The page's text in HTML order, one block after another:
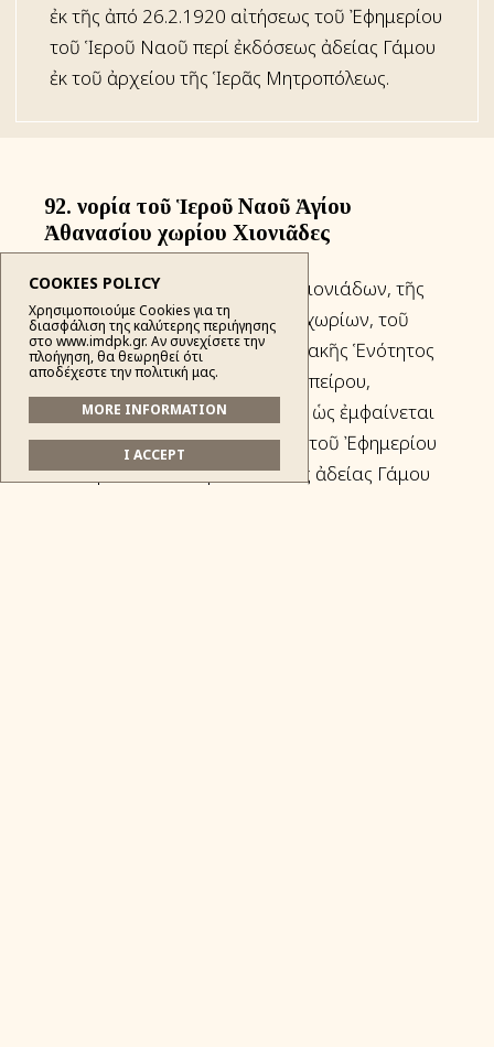
COOKIES POLICY
Χρησιμοποιούμε Cookies για τη
διασφάλιση της καλύτερης περιήγησης
στο www.imdpk.gr. Αν συνεχίσετε την
πλοήγηση, θα θεωρηθεί ότι
αποδέχεστε την πολιτική μας.
MORE INFORMATION
I ACCEPT
ἐκ τῆς ἀπό 26.2.1920 αἰτήσεως τοῦ Ἐφημερίου
τοῦ Ἱεροῦ Ναοῦ περί ἐκδόσεως ἀδείας Γάμου
ἐκ τοῦ ἀρχείου τῆς Ἱερᾶς Μητροπόλεως.
92. Ἐνορία τοῦ Ἱεροῦ Ναοῦ Ἁγίου
Ἀθανασίου χωρίου Χιονιᾶδες
Μέ ἕδρα τήν Τοπική Κοινότητα Χιονιάδων, τῆς
Δημοτικῆς Ἑνότητος Μαστοροχωρίων, τοῦ
Δήμου Κονίτσης, τῆς Περιφερειακῆς Ἑνότητος
Ἰωαννίνων, τῆς Περιφερείας Ἠπείρου,
ἱδρυθεῖσα πρό τοῦ ἔτους 1901, ὡς ἐμφαίνεται
ἐκ τῆς ἀπό 21.7.1901 αἰτήσεως τοῦ Ἐφημερίου
τοῦ Ἱεροῦ Ναοῦ περί ἐκδόσεως ἀδείας Γάμου